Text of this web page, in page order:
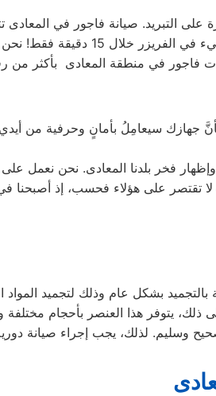
على التبريد. صيانة فاجور في المعادى
متنوعة من الأحجام، حيث تتوفر الصغيرة ذات السعة الكبيرة ذات السعة
جهازك سيعامِلُ بأمانٍ وحرفية من
فخر بلدنا المعادى. نحن نعمل على
بالإضافة إلى غسالات 7 كيلو و 10 كيلو و 14 كيلو. جميع أنواع المنتجات لا
بشكل عام وذلك لتجميد المواد
ذلك، يتوفر هذا العنصر بأحجام
وسليم. لذلك، يجب إجراء صيانة دورية